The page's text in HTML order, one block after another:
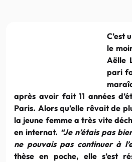
C’est
le
Aëlle
pari
après avoir fait 11 années
Paris. Alors qu’elle rêvait de
la jeune femme a très vite
en internat. “Je n’étais pas
ne pouvais pas continuer à
thèse en poche, elle s’est